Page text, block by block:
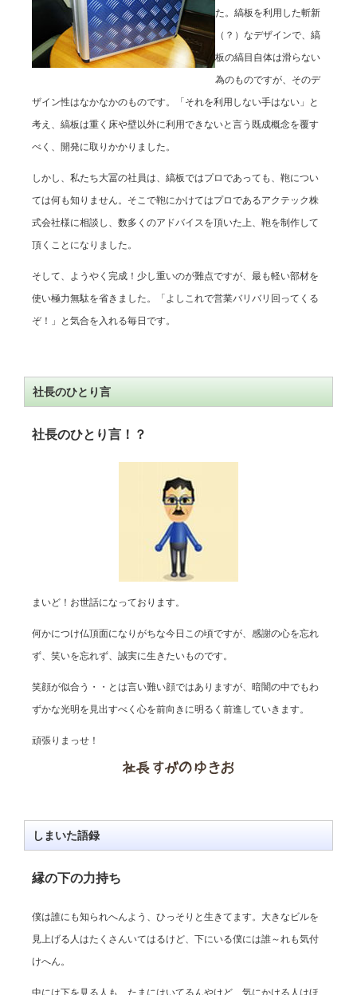
た。縞板を利用した斬新
（？）なデザインで、縞
板の縞目自体は滑らない
為のものですが、そのデ
ザイン性はなかなかのものです。「それを利用しない手はない」と
考え、縞板は重く床や壁以外に利用できないと言う既成概念を覆す
べく、開発に取りかかりました。
しかし、私たち大冨の社員は、縞板ではプロであっても、鞄につい
ては何も知りません。そこで鞄にかけてはプロであるアクテック株
式会社様に相談し、数多くのアドバイスを頂いた上、鞄を制作して
頂くことになりました。
そして、ようやく完成！少し重いのが難点ですが、最も軽い部材を
使い極力無駄を省きました。「よしこれで営業バリバリ回ってくる
ぞ！」と気合を入れる毎日です。
社長のひとり言
社長のひとり言！？
まいど！お世話になっております。
何かにつけ仏頂面になりがちな今日この頃ですが、感謝の心を忘れ
ず、笑いを忘れず、誠実に生きたいものです。
笑顔が似合う・・とは言い難い顔ではありますが、暗闇の中でもわ
ずかな光明を見出すべく心を前向きに明るく前進していきます。
頑張りまっせ！
しまいた語録
縁の下の力持ち
僕は誰にも知られへんよう、ひっそりと生きてます。大きなビルを
見上げる人はたくさんいてはるけど、下にいる僕には誰～れも気付
けへん。
中には下を見る人も、たまにはいてるんやけど、気にかける人はほ